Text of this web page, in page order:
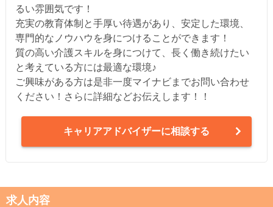
るい雰囲気です！
充実の教育体制と手厚い待遇があり、安定した環境、
専門的なノウハウを身につけることができます！
質の高い介護スキルを身につけて、長く働き続けたい
と考えている方には最適な環境♪
ご興味がある方は是非一度マイナビまでお問い合わせ
ください！さらに詳細などお伝えします！！
キャリアアドバイザーに相談する
求人内容